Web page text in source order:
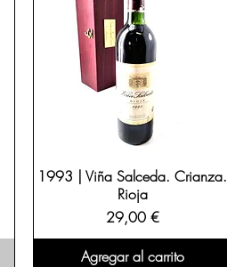
1993 | Viña Salceda. Crianza.
Rioja
Precio
29,00 €
Agregar al carrito